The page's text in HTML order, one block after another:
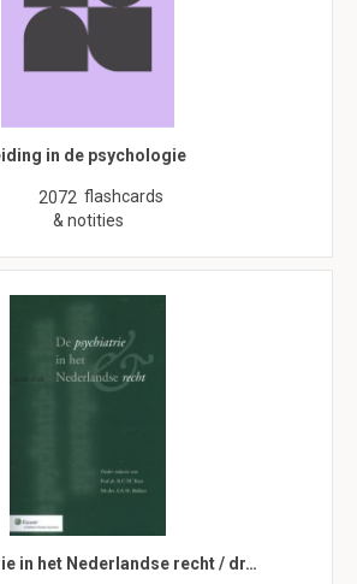
in de psychologie
2072 flashcards
& notities
in het Nederlandse recht / dr…